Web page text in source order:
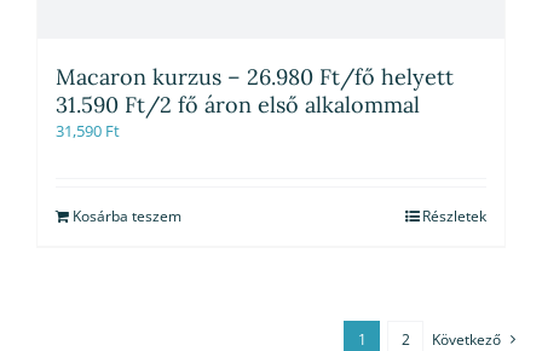
Macaron kurzus – 26.980 Ft/fő helyett
31.590 Ft/2 fő áron első alkalommal
31,590 Ft
Kosárba teszem Részletek
1 2 Következő